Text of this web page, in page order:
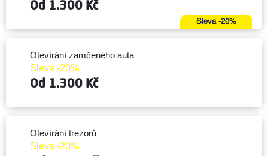
Od 1.300 Kč
Sleva -20%
Otevírání zamčeného auta
Sleva -20%
Od 1.300 Kč
Otevírání trezorů
Sleva -20%